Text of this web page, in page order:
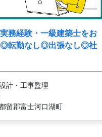
務経験・一級建築士をお
◎転勤なし◎出張なし◎社
計・工事監理
留郡富士河口湖町